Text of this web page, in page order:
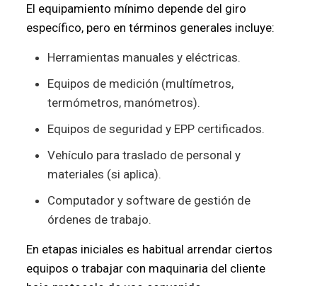
El equipamiento mínimo depende del giro
específico, pero en términos generales incluye:
Herramientas manuales y eléctricas.
Equipos de medición (multímetros,
termómetros, manómetros).
Equipos de seguridad y EPP certificados.
Vehículo para traslado de personal y
materiales (si aplica).
Computador y software de gestión de
órdenes de trabajo.
En etapas iniciales es habitual arrendar ciertos
equipos o trabajar con maquinaria del cliente